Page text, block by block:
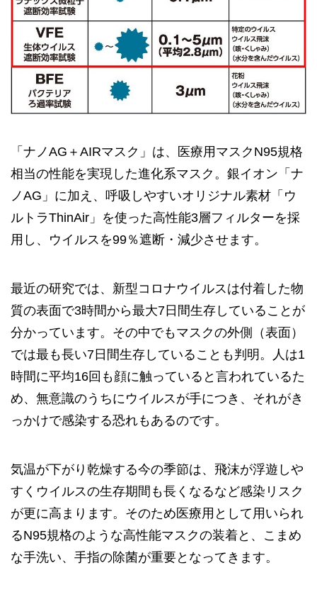
「ナノAG＋AIRマスク」は、医療用マスクN95規格
相当の性能を実現した進化系マスク。銀イオン「ナ
ノAG」に加え、呼吸しやすいオリジナル素材「ウ
ルトラThinAir」を使った高性能3層フィルターを採
用し、ウイルスを99％遮断・減少させます。
最近の研究では、新型コロナウイルスは付着した物
質の表面で3時間から最大7日間生存していることが
分かっています。その中でもマスクの外側（表面）
では最も長い7日間生存していることも判明。人は1
時間に平均16回も顔に触っていると言われているた
め、無意識のうちにウイルスが手につき、それがき
っかけで感染する恐れもあるのです。
気温が下がり乾燥する今の季節は、飛沫が浮遊しや
すくウイルスの生存期間も長くなるなど感染リスク
が更に高まります。そのため医療用として用いられ
るN95規格のような高性能マスクの装着と、こまめ
な手洗い、手指の除菌が重要となってきます。